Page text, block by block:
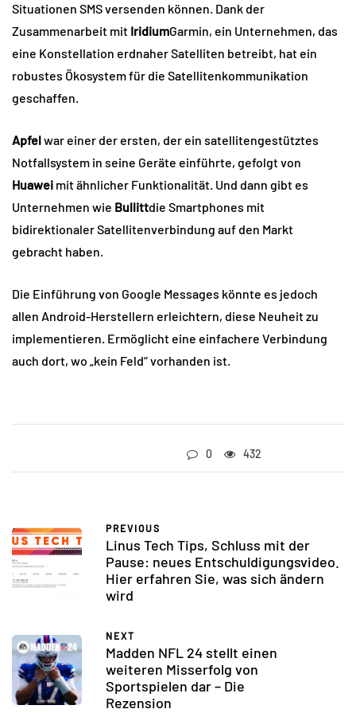
Situationen SMS versenden können. Dank der
Zusammenarbeit mit IridiumGarmin, ein Unternehmen, das
eine Konstellation erdnaher Satelliten betreibt, hat ein
robustes Ökosystem für die Satellitenkommunikation
geschaffen.
Apfelwar einer der ersten, der ein satellitengestütztes
Notfallsystem in seine Geräte einführte, gefolgt von
Huawei mit ähnlicher Funktionalität. Und dann gibt es
Unternehmen wie Bullittdie Smartphones mit
bidirektionaler Satellitenverbindung auf den Markt
gebracht haben.
Die Einführung von Google Messages könnte es jedoch
allen Android-Herstellern erleichtern, diese Neuheit zu
implementieren. Ermöglicht eine einfachere Verbindung
auch dort, wo „kein Feld“ vorhanden ist.
0 432
PREVIOUS
Linus Tech Tips, Schluss mit der
Pause: neues Entschuldigungsvideo.
Hier erfahren Sie, was sich ändern
wird
NEXT
Madden NFL 24 stellt einen
weiteren Misserfolg von
Sportspielen dar – Die
Rezension